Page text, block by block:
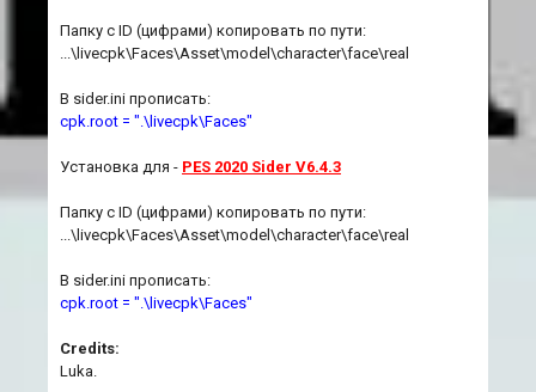
Папку с ID (цифрами) копировать по пути:
...\livecpk\Faces\Asset\model\character\face\real
В sider.ini прописать:
cpk.root = ".\livecpk\Faces"
Установка для - PES 2020 Sider V6.4.3
Папку с ID (цифрами) копировать по пути:
...\livecpk\Faces\Asset\model\character\face\real
В sider.ini прописать:
cpk.root = ".\livecpk\Faces"
Credits:
Luka.